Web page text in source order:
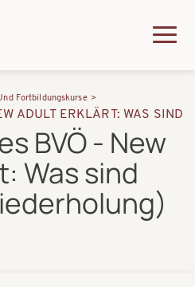
i
k
m
e
a
u
p
n
Fortbildungskurse
ADULT ERKLÄRT: WAS SIND
BVÖ - New
Was sind